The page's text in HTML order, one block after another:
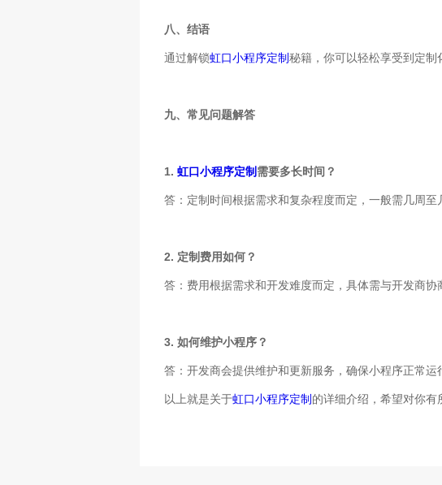
八、结语
通过解锁虹口小程序定制秘籍，你可以轻松享受到定制
九、常见问题解答
1. 虹口小程序定制 需要多长时间？
答：定制时间根据需求和复杂程度而定，一般需几周至
2. 定制费用如何？
答：费用根据需求和开发难度而定，具体需与开发商协
3. 如何维护小程序？
答：开发商会提供维护和更新服务，确保小程序正常运
以上就是关于虹口小程序定制 的详细介绍，希望对你有